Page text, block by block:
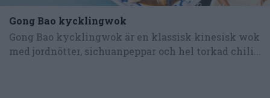
Gong Bao kycklingwok
Gong Bao kycklingwok är en klassisk kinesisk wok
med jordnötter, sichuanpeppar och hel torkad chili...